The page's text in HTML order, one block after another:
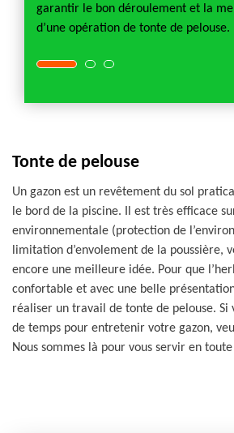
garantir le bon déroulement et la
d’une opération de tonte de pelouse.
Tonte de pelouse
Un gazon est un revêtement du sol
le bord de la piscine. Il est très efficace
environnementale (protection de
limitation d’envolement de la poussière,
encore une meilleure idée. Pour que
confortable et avec une belle
réaliser un travail de tonte de pelouse. Si
de temps pour entretenir votre gazon,
Nous sommes là pour vous servir en